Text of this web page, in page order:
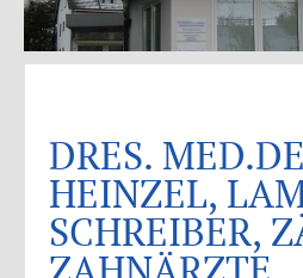
DRES.
HEINZEL,
SCHREIBER,